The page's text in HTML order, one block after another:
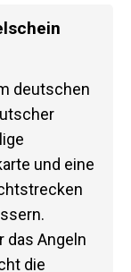
deutschen
und eine
das Angeln
die